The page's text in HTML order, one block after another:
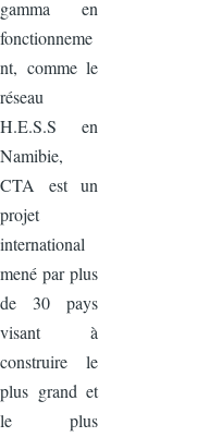
gamma en
fonctionneme
nt, comme le
réseau
H.E.S.S en
Namibie,
CTA est un
projet
international
mené par plus
de 30 pays
visant à
construire le
plus grand et
le plus